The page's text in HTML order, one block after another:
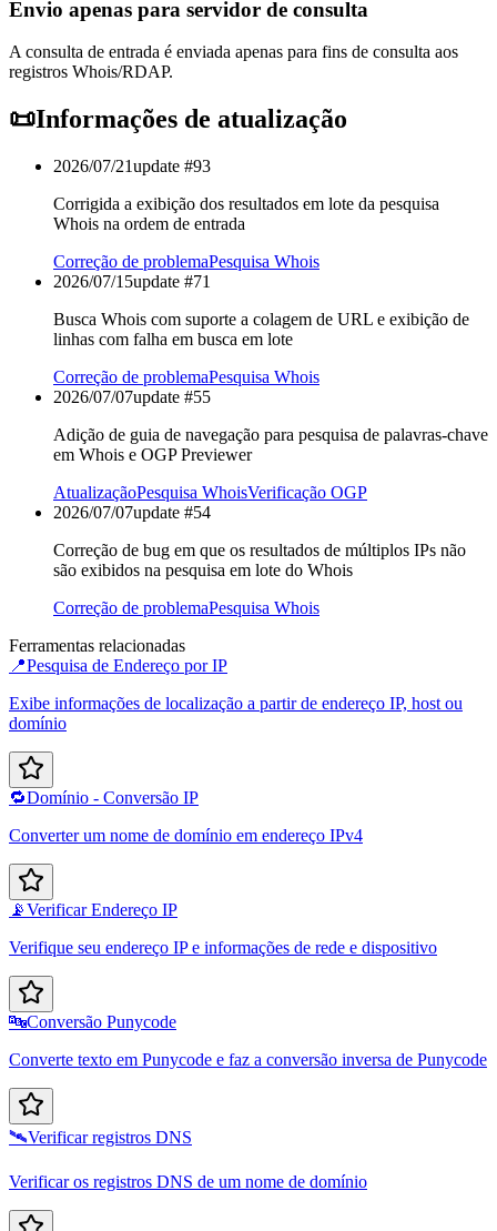
Envio apenas para servidor de consulta
A consulta de entrada é enviada apenas para fins de consulta aos
registros Whois/RDAP.
📜Informações de atualização
2026/07/21update #93
Corrigida a exibição dos resultados em lote da pesquisa
Whois na ordem de entrada
Correção de problemaPesquisa Whois
2026/07/15update #71
Busca Whois com suporte a colagem de URL e exibição de
linhas com falha em busca em lote
Correção de problemaPesquisa Whois
2026/07/07update #55
Adição de guia de navegação para pesquisa de palavras-chave
em Whois e OGP Previewer
AtualizaçãoPesquisa WhoisVerificação OGP
2026/07/07update #54
Correção de bug em que os resultados de múltiplos IPs não
são exibidos na pesquisa em lote do Whois
Correção de problemaPesquisa Whois
Ferramentas relacionadas
📍Pesquisa de Endereço por IP
Exibe informações de localização a partir de endereço IP, host ou
domínio
🔁Domínio - Conversão IP
Converter um nome de domínio em endereço IPv4
📡Verificar Endereço IP
Verifique seu endereço IP e informações de rede e dispositivo
🔤Conversão Punycode
Converte texto em Punycode e faz a conversão inversa de Punycode
🛰️Verificar registros DNS
Verificar os registros DNS de um nome de domínio